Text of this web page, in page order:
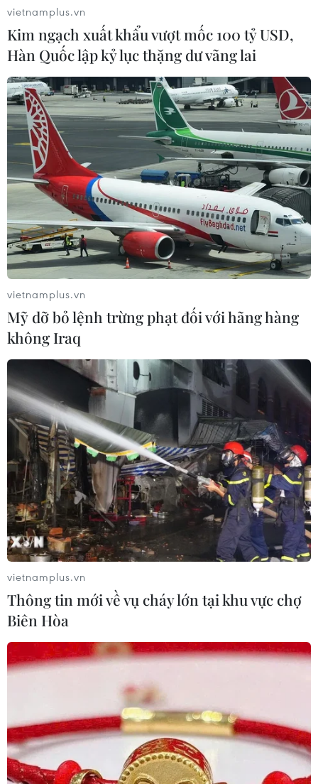
tàu, máy chính, máy phát điện...
vietnamplus.vn
Kim ngạch xuất khẩu vượt mốc 100 tỷ USD,
Hàn Quốc lập kỷ lục thặng dư vãng lai
vietnamplus.vn
Mỹ dỡ bỏ lệnh trừng phạt đối với hãng hàng
không Iraq
vietnamplus.vn
Thông tin mới về vụ cháy lớn tại khu vực chợ
Biên Hòa